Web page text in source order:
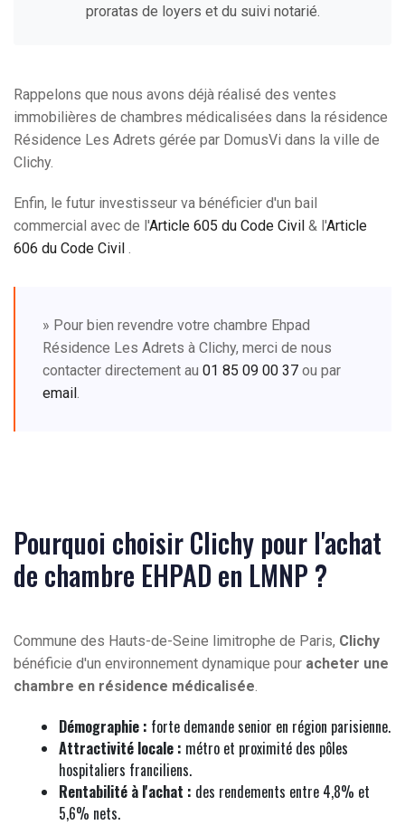
proratas de loyers et du suivi notarié.
Rappelons que nous avons déjà réalisé des ventes
immobilières de chambres médicalisées dans la résidence
Résidence Les Adrets gérée par DomusVi dans la ville de
Clichy.
Enfin, le futur investisseur va bénéficier d'un bail
commercial avec de l'Article 605 du Code Civil & l'Article
606 du Code Civil
» Pour bien revendre votre chambre Ehpad
Résidence Les Adrets à Clichy, merci de nous
contacter directement au 01 85 09 00 37 ou par
email
Pourquoi choisir Clichy pour l'achat
de chambre EHPAD en LMNP ?
Commune des Hauts-de-Seine limitrophe de Paris, Clichy
bénéficie d'un environnement dynamique pour acheter une
chambre en résidence médicalisée
Démographie : forte demande senior en région parisienne.
Attractivité locale : métro et proximité des pôles
hospitaliers franciliens.
Rentabilité à l'achat : des rendements entre 4,8% et
5,6% nets.